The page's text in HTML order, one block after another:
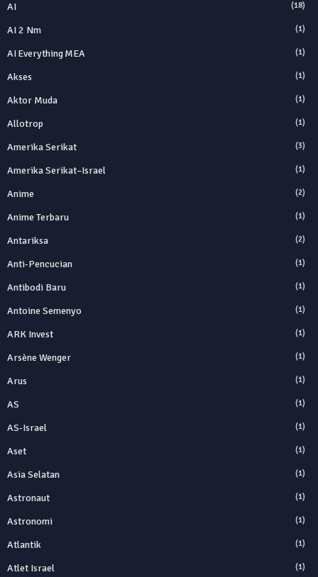
AI (18)
AI 2 Nm (1)
AI Everything MEA (1)
Akses (1)
Aktor Muda (1)
Allotrop (1)
Amerika Serikat (3)
Amerika Serikat–Israel (1)
Anime (2)
Anime Terbaru (1)
Antariksa (2)
Anti‑Pencucian (1)
Antibodi Baru (1)
Antoine Semenyo (1)
ARK Invest (1)
Arsène Wenger (1)
Arus (1)
AS (1)
AS-Israel (1)
Aset (1)
Asia Selatan (1)
Astronaut (1)
Astronomi (1)
Atlantik (1)
Atlet Israel (1)